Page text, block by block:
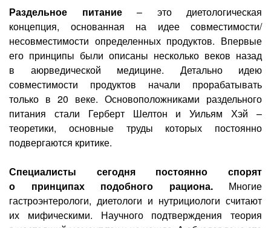
Раздельное питание– это диетологическая
концепция, основанная на идее совместимости/
несовместимости определенных продуктов. Впервые
его принципы были описаны несколько веков назад
в аюрведической медицине. Детально идею
совместимости продуктов начали прорабатывать
только в 20 веке. Основоположниками раздельного
питания стали Герберт Шелтон и Уильям Хэй –
теоретики, основные труды которых постоянно
подвергаются критике.
Специалисты сегодня постоянно спорят
о принципах подобного рациона.Многие
гастроэнтерологи, диетологи и нутрициологи считают
их мифическими. Научного подтверждения теория